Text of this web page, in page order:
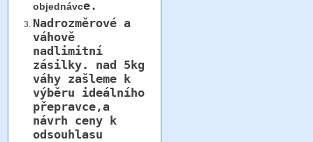
objednávce.
Nadrozměrové a
váhově
nadlimitní
zásilky. nad 5kg
váhy zašleme k
výběru ideálního
přepravce,a
návrh ceny k
odsouhlasu